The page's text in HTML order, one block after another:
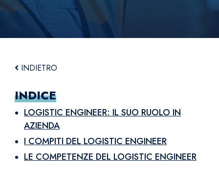
INDIETRO
INDICE
LOGISTIC ENGINEER: IL SUO RUOLO IN
AZIENDA
I COMPITI DEL LOGISTIC ENGINEER
LE COMPETENZE DEL LOGISTIC ENGINEER